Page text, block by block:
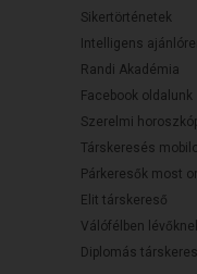
Sikertörténetek
Intelligens
Randi Akadémia
Facebook oldalunk
Szerelmi
Társkeresés
Párkeresők most
Elit társkereső
Válófélben
Diplomás